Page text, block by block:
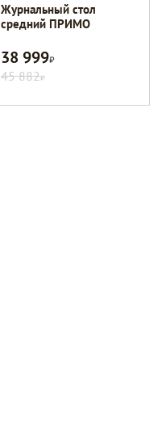
Журнальный стол
средний ПРИМО
38 999Р
45 882Р